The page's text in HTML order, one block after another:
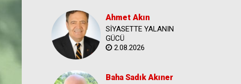
Ahmet Akın
SİYASETTE YALANIN
GÜCÜ
2.08.2026
Baha Sadık Akıner